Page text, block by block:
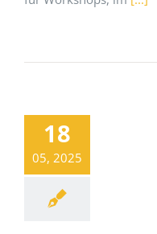
18
05, 2025